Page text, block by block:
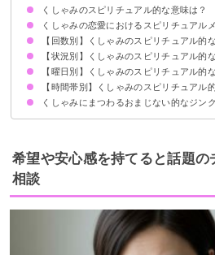
くしゃみのスピリチュアル的な意味は？
①負のエネルギーの浄化
②誰かに思われている
③くしゃみは天使の訪れ
状況によって意味が決まる
くしゃみの恋愛におけるスピリチュアル
恋愛運UPのサイン
【回数別】くしゃみのスピリチュアル的
くしゃみを1回するスピリチュアル的意味
くしゃみを2回するスピリチュアル的意味
くしゃみを3回するスピリチュアル的意味
くしゃみを4回するスピリチュアル的意味
くしゃみを5回するスピリチュアル的意味
【状況別】くしゃみのスピリチュアル的
くしゃみが出そうで出ないスピリチュア
くしゃみと一緒に鼻水も出る
くしゃみが止まらない
くしゃみがよく出る・連発する
太陽をみるとくしゃみがでる
神社でくしゃみが出る
風邪を引いてくしゃみが出る
花粉症でくしゃみが出る
くしゃみと一緒に咳も出る
【曜日別】くしゃみのスピリチュアル的
くしゃみが月曜日に出るスピリチュアル
くしゃみが火曜日に出るスピリチュアル
くしゃみが水曜日に出るスピリチュアル
くしゃみが木曜日に出るスピリチュアル
くしゃみが金曜日に出るスピリチュアル
くしゃみが土曜日に出るスピリチュアル
くしゃみが日曜日に出るスピリチュアル
【時間帯別】くしゃみのスピリチュアル
夜にくしゃみが出るスピリチュアル的意味
夜中にくしゃみが出るスピリチュアル的
昼にくしゃみが出るスピリチュアル的意味
朝にくしゃみが出るスピリチュアル的意味
くしゃみにまつわるおまじない的なジン
願い事が叶う
相手のことを想うと復縁のチャンスが訪
希望や安心感を持てると話題の
相談